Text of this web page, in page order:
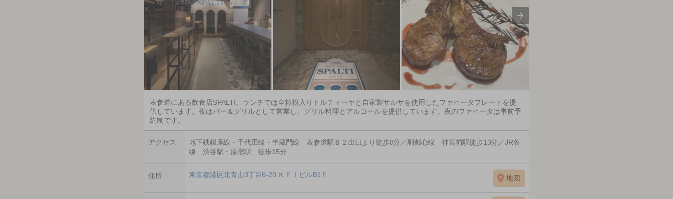
表参道にある飲食店SPALTI。ランチでは全粒粉入りトルティーヤと自家製サルサを使用したファヒータプレートを提
供しています。夜はバー＆グリルとして営業し、グリル料理とアルコールを提供しています。夜のファヒータは事前予
約制です。
アクセス
地下鉄銀座線・千代田線・半蔵門線 表参道駅Ｂ２出口より徒歩0分／副都心線 神宮前駅徒歩13分／JR各
線 渋谷駅・原宿駅 徒歩15分
住所 東京都港区北青山3丁目6-20 ＫＦＩビルB1Ｆ